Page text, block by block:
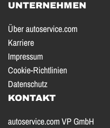
UNTERNEHMEN
Über autoservice.com
Karriere
Impressum
Cookie-Richtlinien
Datenschutz
KONTAKT
autoservice.com VP GmbH